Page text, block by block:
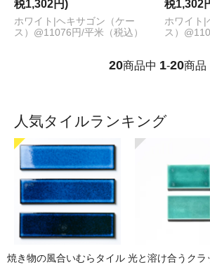
税1,302円)
ホワイト|ヘキサゴン（ケー
ス）@11076円/平米（税込）
税1,302
ホワイト|
ス）
20商品中 1-20商品
人気タイルランキング
焼き物の風合いむらタイル 光と溶け合うクラ